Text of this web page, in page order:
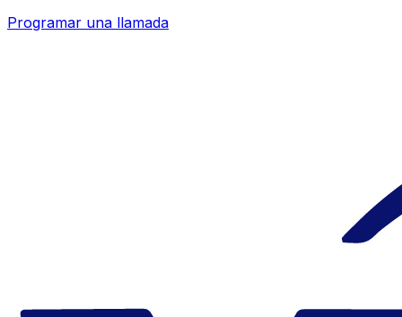
Programar una llamada